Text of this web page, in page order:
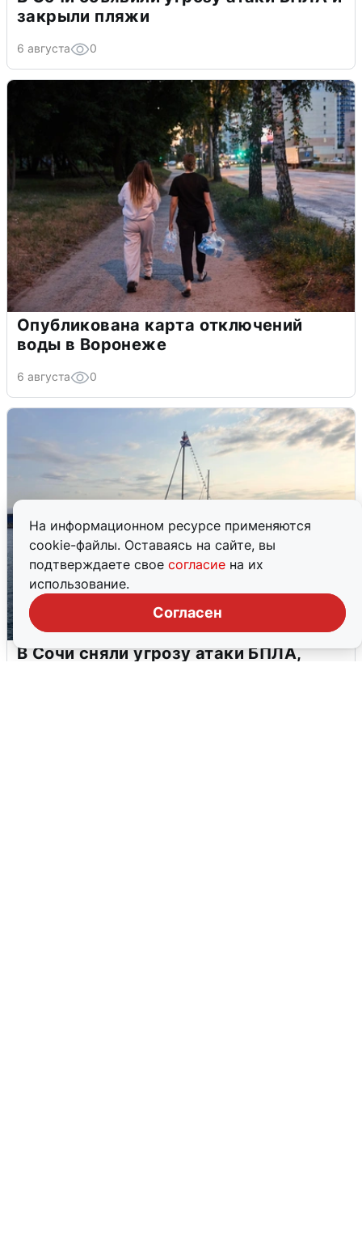
На информационном ресурсе применяются
cookie-файлы. Оставаясь на сайте, вы
подтверждаете свое согласие на их
использование.
Согласен
закрыли пляжи
6 августа 0
Опубликована карта отключений
воды в Воронеже
6 августа 0
В Сочи сняли угрозу атаки БПЛА,